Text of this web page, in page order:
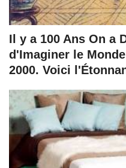
Il y a 100 Ans On a
d'Imaginer le
2000. Voici